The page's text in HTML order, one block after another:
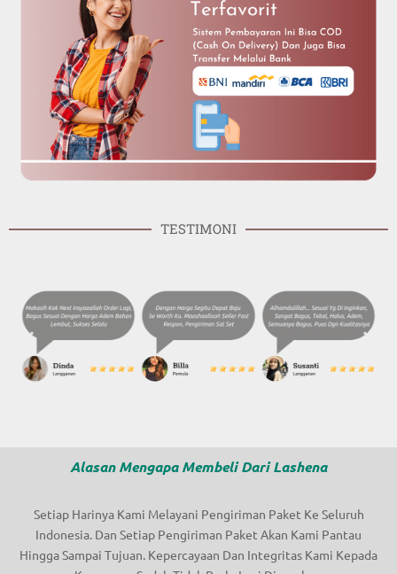
TESTIMONI
Alasan Mengapa Membeli Dari Lashena
Setiap Harinya Kami Melayani Pengiriman Paket Ke Seluruh
Indonesia. Dan Setiap Pengiriman Paket Akan Kami Pantau
Hingga Sampai Tujuan. Kepercayaan Dan Integritas Kami Kepada